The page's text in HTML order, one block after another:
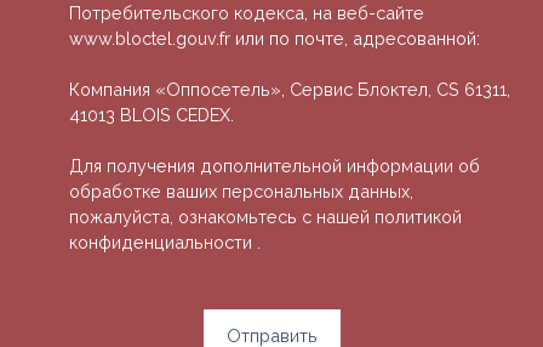
Потребительского кодекса, на веб-сайте
www.bloctel.gouv.fr или по почте, адресованной:
Компания «Оппосетель», Сервис Блоктел, CS 61311,
41013 BLOIS CEDEX.
Для получения дополнительной информации об
обработке ваших персональных данных,
пожалуйста, ознакомьтесь с нашей политикой
конфиденциальности
Отправить